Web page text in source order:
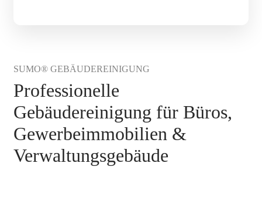
SUMO® GEBÄUDEREINIGUNG
Professionelle
Gebäudereinigung für Büros,
Gewerbeimmobilien &
Verwaltungsgebäude